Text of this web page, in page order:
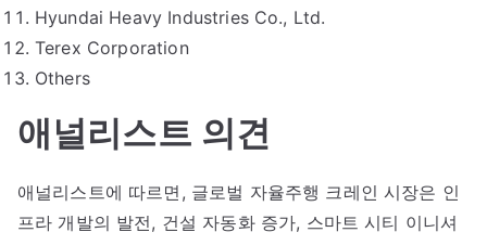
Hyundai Heavy Industries Co., Ltd.
Terex Corporation
Others
애널리스트 의견
애널리스트에 따르면, 글로벌 자율주행 크레인 시장은 인
프라 개발의 발전, 건설 자동화 증가, 스마트 시티 이니셔